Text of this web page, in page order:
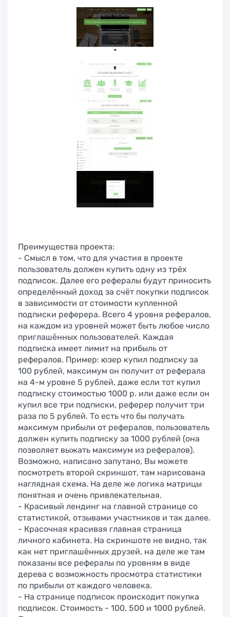
Преимущества проекта:
- Смысл в том, что для участия в проекте
пользователь должен купить одну из трёх
подписок. Далее его рефералы будут приносить
определённый доход за счёт покупки подписок
в зависимости от стоимости купленной
подписки реферера. Всего 4 уровня рефералов,
на каждом из уровней может быть любое число
приглашённых пользователей. Каждая
подписка имеет лимит на прибыль от
рефералов. Пример: юзер купил подписку за
100 рублей, максимум он получит от реферала
на 4-м уровне 5 рублей, даже если тот купил
подписку стоимостью 1000 р. или даже если он
купил все три подписки, реферер получит три
раза по 5 рублей. То есть что бы получать
максимум прибыли от рефералов, пользователь
должен купить подписку за 1000 рублей (она
позволяет выжать максимум из рефералов).
Возможно, написано запутано, Вы можете
посмотреть второй скриншот, там нарисована
наглядная схема. На деле же логика матрицы
понятная и очень привлекательная.
- Красивый лендинг на главной странице со
статистикой, отзывами участников и так далее.
- Красочная красивая главная страница
личного кабинета. На скриншоте не видно, так
как нет приглашённых друзей, на деле же там
показаны все рефералы по уровням в виде
дерева с возможность просмотра статистики
по прибыли от каждого человека.
- На странице подписок происходит покупка
подписок. Стоимость - 100, 500 и 1000 рублей.